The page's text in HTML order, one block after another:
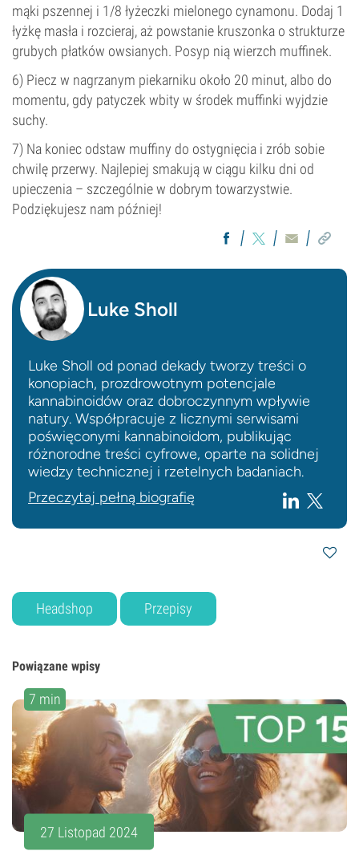
mąki pszennej i 1/8 łyżeczki mielonego cynamonu. Dodaj 1
łyżkę masła i rozcieraj, aż powstanie kruszonka o strukturze
grubych płatków owsianych. Posyp nią wierzch muffinek.
6) Piecz w nagrzanym piekarniku około 20 minut, albo do
momentu, gdy patyczek wbity w środek muffinki wyjdzie
suchy.
7) Na koniec odstaw muffiny do ostygnięcia i zrób sobie
chwilę przerwy. Najlepiej smakują w ciągu kilku dni od
upieczenia – szczególnie w dobrym towarzystwie.
Podziękujesz nam później!
Luke Sholl
Luke Sholl od ponad dekady tworzy treści o
konopiach, prozdrowotnym potencjale
kannabinoidów oraz dobroczynnym wpływie
natury. Współpracuje z licznymi serwisami
poświęconymi kannabinoidom, publikując
różnorodne treści cyfrowe, oparte na solidnej
wiedzy technicznej i rzetelnych badaniach.
Przeczytaj pełną biografię
Headshop Przepisy
Powiązane wpisy
7 min
27 Listopad 2024